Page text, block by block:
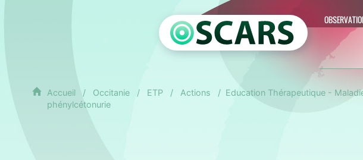
Accueil Occitanie ETP Actions
Education Thérapeutique -
phénylcétonurie